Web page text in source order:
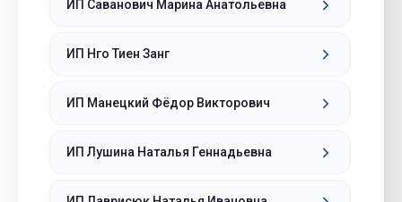
ИП Саванович Марина Анатольевна
ИП Нго Тиен Занг
ИП Манецкий Фёдор Викторович
ИП Лушина Наталья Геннадьевна